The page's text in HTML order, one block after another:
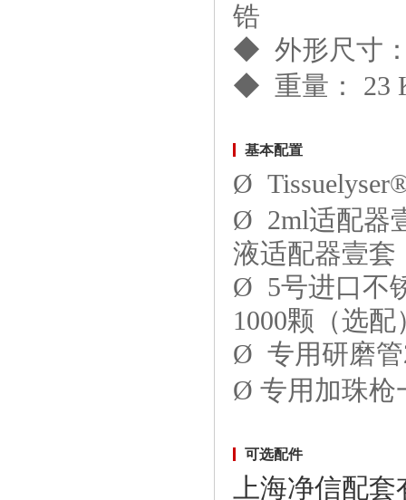
锆
◆ 外形尺寸
◆ 重量： 23
基本配置
Ø
Ø 2ml适配器
液适配器壹套
Ø 5号进口不
1000颗（选
Ø 专用研磨管
Ø 专用加珠枪
可选配件
上海净信配套